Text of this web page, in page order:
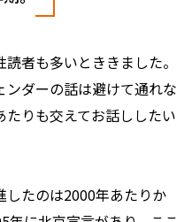
者も多いとききました。
ダーの話は避けて通れな
りも交えてお話ししたい
したのは2000年あたりか